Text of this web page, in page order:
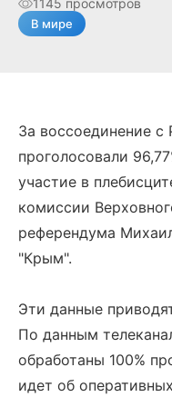
1145 просмотров
В мире
За воссоединение
проголосовали
участие в
комиссии
референдума
"Крым".
Эти данные
По данным
обработаны 100%
идет об